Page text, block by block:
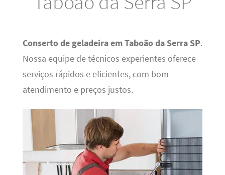
Conserto de geladeira em Taboão da Serra SP.
Nossa equipe de técnicos experientes oferece
serviços rápidos e eficientes, com bom
atendimento e preços justos.